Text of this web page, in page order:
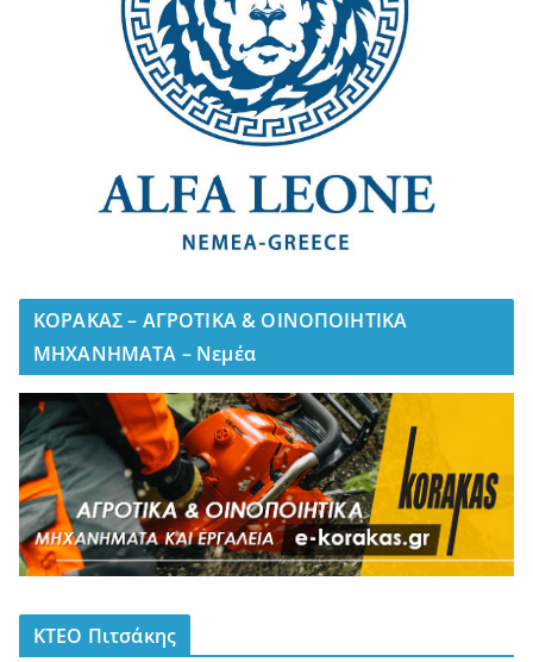
ΚΟΡΑΚΑΣ – ΑΓΡΟΤΙΚΑ & ΟΙΝΟΠΟΙΗΤΙΚΑ
ΜΗΧΑΝΗΜΑΤΑ – Νεμέα
ΚΤΕΟ Πιτσάκης